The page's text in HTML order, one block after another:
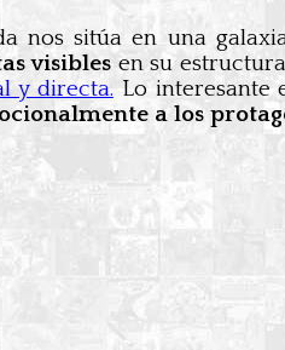
nos sitúa en una
visiblesen su
y directa. Lo interesante
a los